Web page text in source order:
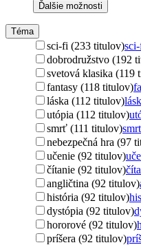
Ďalšie možnosti
Téma
sci-fi (233 titulov)
dobrodružstvo (192
svetová klasika (119
fantasy (118 titulov)
láska (112 titulov)
utópia (112 titulov)
smrť (111 titulov)
nebezpečná hra (97
učenie (92 titulov)
čítanie (92 titulov)
angličtina (92 titulov)
história (92 titulov)
dystópia (92 titulov)
hororové (92 titulov)
príšera (92 titulov)